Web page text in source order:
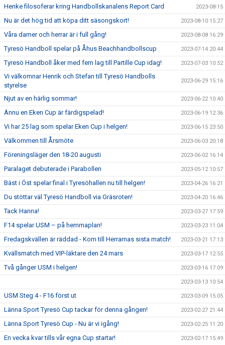
Henke filosoferar kring Handbollskanalens Report Card 2023-08-15
Nu är det hög tid att köpa ditt säsongskort! 2023-08-10 15:27
Våra damer och herrar är i full gång! 2023-08-08 16:29
Tyresö Handboll spelar på Åhus Beachhandbollscup 2023-07-14 20:44
Tyresö Handboll åker med fem lag till Partille Cup idag! 2023-07-03 10:52
Vi välkomnar Henrik och Stefan till Tyresö Handbolls
styrelse
2023-06-29 15:16
Njut av en härlig sommar! 2023-06-22 10:40
Ännu en Eken Cup är färdigspelad! 2023-06-19 12:36
Vi har 25 lag som spelar Eken Cup i helgen! 2023-06-15 23:50
Välkommen till Årsmöte 2023-06-03 20:18
Föreningsläger den 18-20 augusti 2023-06-02 16:14
Paralaget debuterade i Parabollen 2023-05-12 10:57
Bäst i Öst spelar final i Tyresöhallen nu till helgen! 2023-04-26 16:21
Du stöttar väl Tyresö Handboll via Gräsroten! 2023-04-20 16:46
Tack Hanna! 2023-03-27 17:59
F14 spelar USM – på hemmaplan! 2023-03-23 11:04
Fredagskvällen är räddad - Kom till Herrarnas sista match! 2023-03-21 17:13
Kvällsmatch med VIP-läktare den 24 mars 2023-03-17 12:55
Två gånger USM i helgen! 2023-03-16 17:09
2023-03-13 10:54
USM Steg 4 - F16 först ut 2023-03-09 15:05
Länna Sport Tyresö Cup tackar för denna gången! 2023-02-27 21:44
Länna Sport Tyresö Cup - Nu är vi igång! 2023-02-25 11:20
En vecka kvar tills vår egna Cup startar! 2023-02-17 15:49